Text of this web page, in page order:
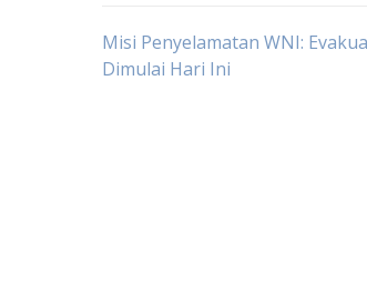
Post
Misi Penyelamatan WNI:
Dimulai Hari Ini